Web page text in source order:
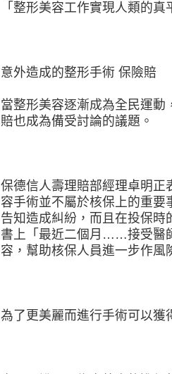
「整形美容工作實現人類的真
意外造成的整形手術 保險賠
當整形美容逐漸成為全民運
賠也成為備受討論的議題。
保德信人壽理賠部經理卓明正
容手術並不屬於核保上的重
告知造成糾紛，而且在投保
書上「最近二個月……接受醫
容，幫助核保人員進一步作風
為了更美麗而進行手術可以獲